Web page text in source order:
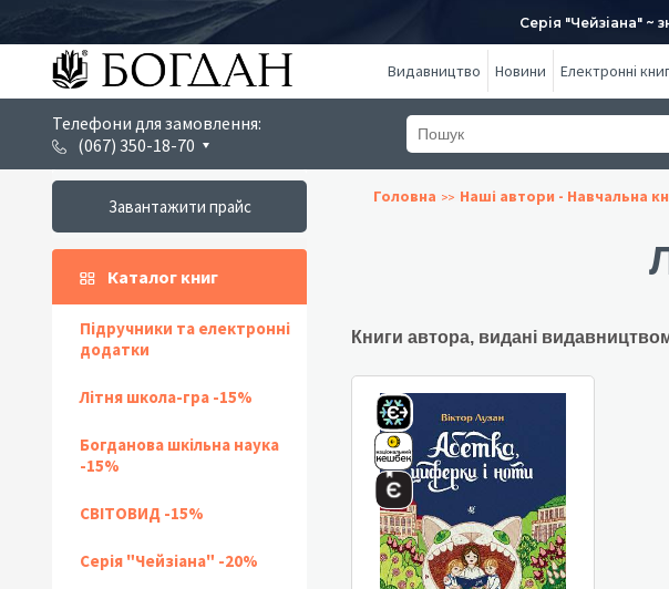
Серія "Чейзіана" ~
Видавництво Новини Електронні
Телефони для замовлення:
(067) 350-18-70
Завантажити прайс
Каталог книг
Підручники та електронні
додатки
Літня школа-гра -15%
Богданова шкільна наука
-15%
СВІТОВИД -15%
Серія "Чейзіана" -20%
Головна Наші автори - Навчальна
Книги автора, видані